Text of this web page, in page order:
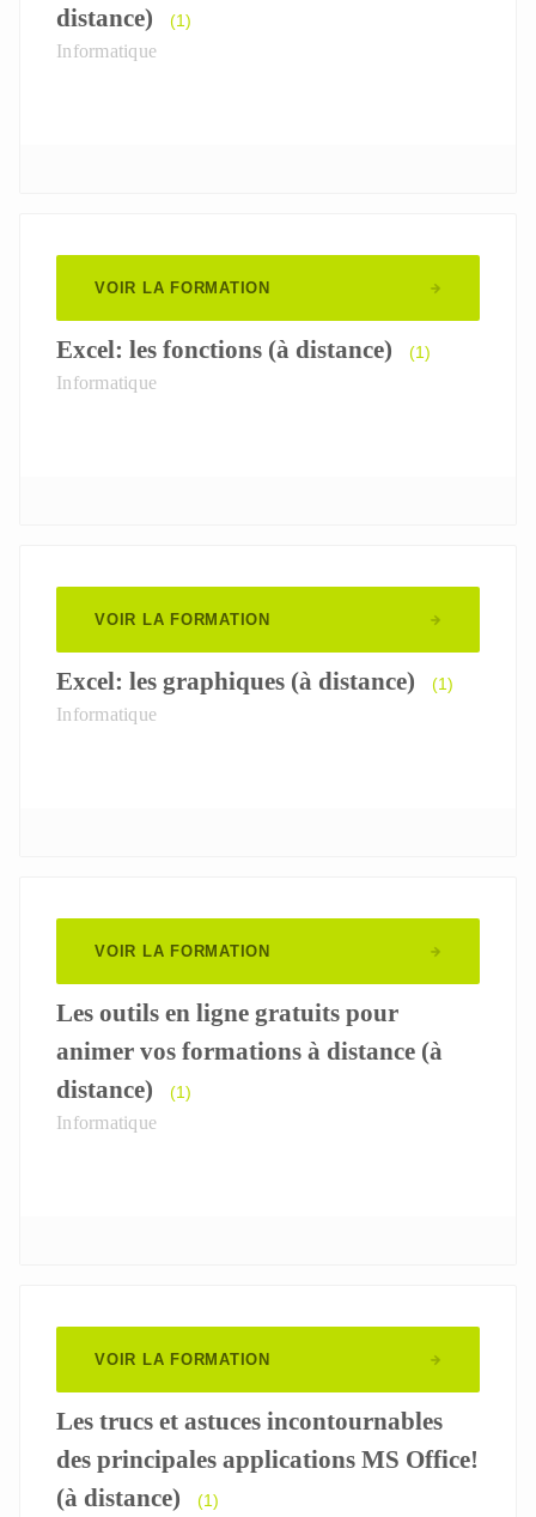
distance)
(1)
Informatique
VOIR LA FORMATION
Excel: les fonctions (à distance) (1)
Informatique
VOIR LA FORMATION
Excel: les graphiques (à distance) (1)
Informatique
VOIR LA FORMATION
Les outils en ligne gratuits pour
animer vos formations à distance (à
distance)
(1)
Informatique
VOIR LA FORMATION
Les trucs et astuces incontournables
des principales applications MS Office!
(à distance)
(1)